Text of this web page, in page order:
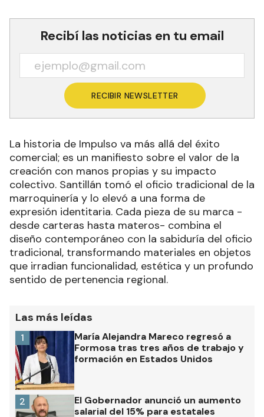
Recibí las noticias en tu email
RECIBIR NEWSLETTER
La historia de Impulso va más allá del éxito
comercial; es un manifiesto sobre el valor de la
creación con manos propias y su impacto
colectivo. Santillán tomó el oficio tradicional de la
marroquinería y lo elevó a una forma de
expresión identitaria. Cada pieza de su marca -
desde carteras hasta materos- combina el
diseño contemporáneo con la sabiduría del oficio
tradicional, transformando materiales en objetos
que irradian funcionalidad, estética y un profundo
sentido de pertenencia regional.
Las más leídas
María Alejandra Mareco regresó a
Formosa tras tres años de trabajo y
formación en Estados Unidos
1
El Gobernador anunció un aumento
salarial del 15% para estatales
2